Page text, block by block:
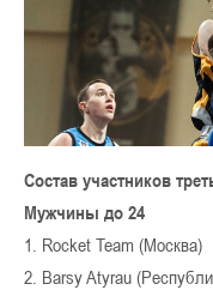
Состав участников
Мужчины до 24
1. Rocket Team (Москва)
2. Barsy Atyrau